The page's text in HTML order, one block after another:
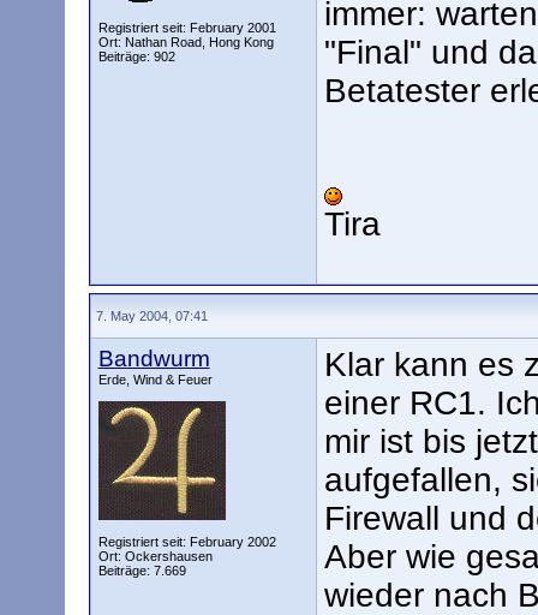
Registriert seit: February 2001
Ort: Nathan Road, Hong Kong
Beiträge: 902
immer:
"Final" und
Betatester
Tira
7. May 2004, 07:41
Bandwurm
Erde, Wind & Feuer
Registriert seit: February 2002
Ort: Ockershausen
Beiträge: 7.669
Klar kann es
einer RC1.
mir ist bis
aufgefallen,
Firewall und
Aber wie
wieder nach